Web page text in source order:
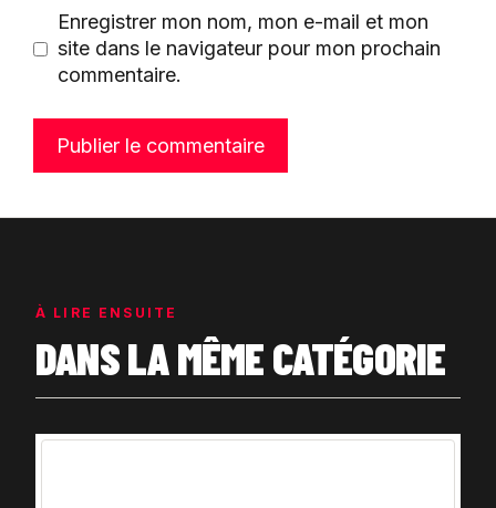
Enregistrer mon nom, mon e-mail et mon
site dans le navigateur pour mon prochain
commentaire.
À LIRE ENSUITE
DANS LA MÊME CATÉGORIE